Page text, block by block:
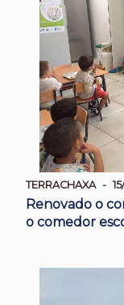
TERRACHAXA
Renovado o
o comedor